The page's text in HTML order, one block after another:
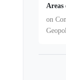
Areas
on